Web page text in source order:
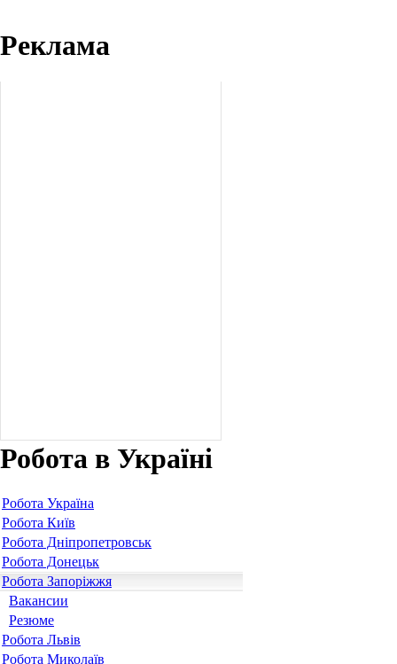
Реклама
Робота в Україні
Робота Україна
Робота Київ
Робота Дніпропетровськ
Робота Донецьк
Робота Запоріжжя
Вакансии
Резюме
Робота Львів
Робота Миколаїв